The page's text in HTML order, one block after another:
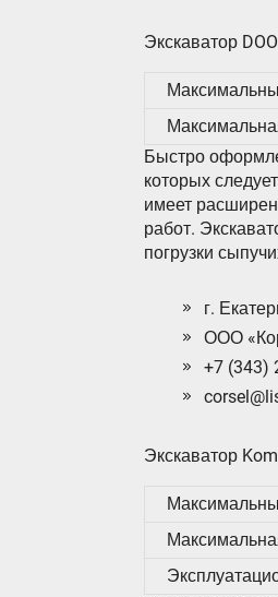
Экскаватор
Быстро
которых
имеет
работ.
погрузки
г.
ООО
+7 (343)
Экскаватор